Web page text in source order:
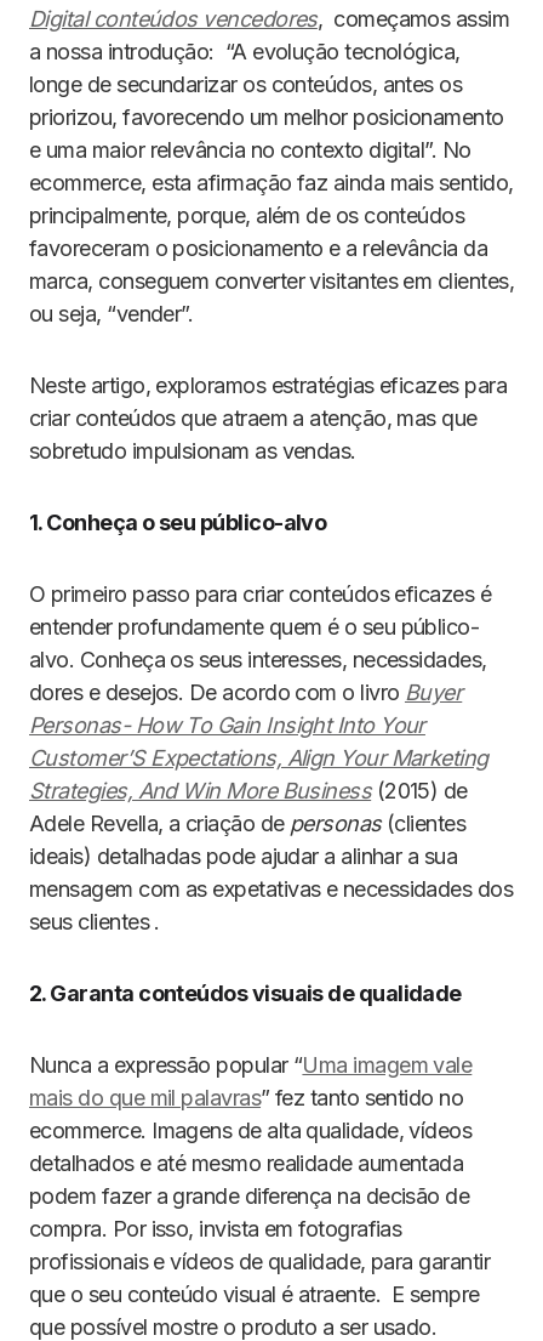
Digital conteúdos vencedores, começamos assim
a nossa introdução: “A evolução tecnológica,
longe de secundarizar os conteúdos, antes os
priorizou, favorecendo um melhor posicionamento
e uma maior relevância no contexto digital”. No
ecommerce, esta afirmação faz ainda mais sentido,
principalmente, porque, além de os conteúdos
favoreceram o posicionamento e a relevância da
marca, conseguem converter visitantes em clientes,
ou seja, “vender”.
Neste artigo, exploramos estratégias eficazes para
criar conteúdos que atraem a atenção, mas que
sobretudo impulsionam as vendas.
1. Conheça o seu público-alvo
O primeiro passo para criar conteúdos eficazes é
entender profundamente quem é o seu público-
alvo. Conheça os seus interesses, necessidades,
dores e desejos. De acordo com o livro Buyer
Personas- How To Gain Insight Into Your
Customer’S Expectations, Align Your Marketing
Strategies, And Win More Business(2015) de
Adele Revella, a criação de personas(clientes
ideais) detalhadas pode ajudar a alinhar a sua
mensagem com as expetativas e necessidades dos
seus clientes .
2. Garanta conteúdos visuais de qualidade
Nunca a expressão popular “Uma imagem vale
mais do que mil palavras” fez tanto sentido no
ecommerce. Imagens de alta qualidade, vídeos
detalhados e até mesmo realidade aumentada
podem fazer a grande diferença na decisão de
compra. Por isso, invista em fotografias
profissionais e vídeos de qualidade, para garantir
que o seu conteúdo visual é atraente. E sempre
que possível mostre o produto a ser usado.